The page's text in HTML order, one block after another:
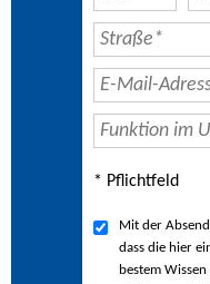
* Pflichtfeld
Mit der
dass die hier
bestem